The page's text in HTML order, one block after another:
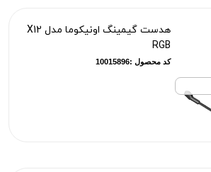
هدست گیمینگ اونیکوما مدل X12
RGB
کد محصول :10015896